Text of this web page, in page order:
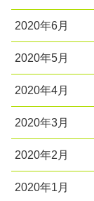
2020年6月
2020年5月
2020年4月
2020年3月
2020年2月
2020年1月